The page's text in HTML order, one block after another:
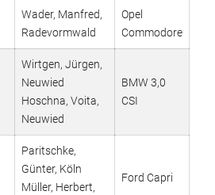
Wader, Manfred,
Radevormwald
Opel
Commodore
Wirtgen, Jürgen,
Neuwied
Hoschna, Voita,
Neuwied
BMW 3,0
CSI
Paritschke,
Günter, Köln
Müller, Herbert,
Ford Capri